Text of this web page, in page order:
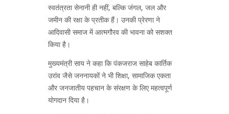
स्वतंत्रता सेनानी ही नहीं, बल्कि जंगल, जल और
जमीन की रक्षा के प्रतीक हैं। उनकी प्रेरणा ने
आदिवासी समाज में आत्मगौरव की भावना को सशक्त
किया है।
मुख्यमंत्री साय ने कहा कि पंकजराज साहेब कार्तिक
उरांव जैसे जननायकों ने भी शिक्षा, सामाजिक एकता
और जनजातीय पहचान के संरक्षण के लिए महत्वपूर्ण
योगदान दिया है।